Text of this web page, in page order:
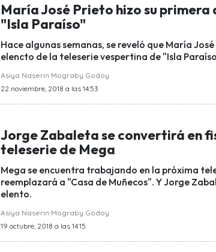
María José Prieto hizo su primera
"Isla Paraíso"
Hace algunas semanas, se reveló que María
elencto de la teleserie vespertina de "Isla
Asiya Naserin Mograby Godoy
22 noviembre, 2018 a las 14:53
Jorge Zabaleta se convertirá en
teleserie de Mega
Mega se encuentra trabajando en la próxima
reemplazará a "Casa de Muñecos". Y Jorge
elento.
Asiya Naserin Mograby Godoy
19 octubre, 2018 a las 14:15